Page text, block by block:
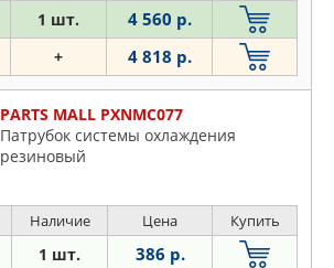
1 шт. 4 560 р.
+ 4 818 р.
PARTS MALL PXNMC077
Патрубок системы охлаждения
резиновый
Наличие Цена Купить
1 шт. 386 р.